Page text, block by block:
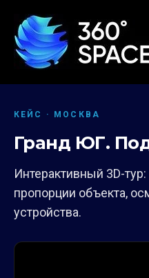
КЕЙС · МОСКВА
Гранд ЮГ.
Интерактивный 3D-
пропорции объекта,
устройства.